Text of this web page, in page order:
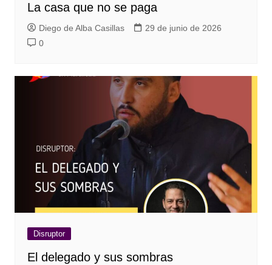
La casa que no se paga
Diego de Alba Casillas
29 de junio de 2026
0
Disruptor
El delegado y sus sombras